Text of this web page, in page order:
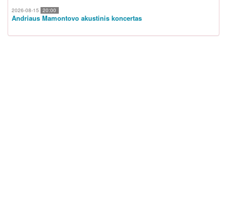
2026-08-15 20:00
Andriaus Mamontovo akustinis koncertas